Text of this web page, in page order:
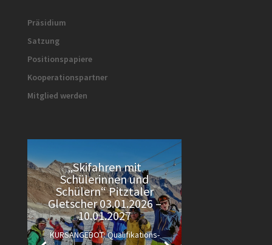
Präsidium
Satzung
Positionspapiere
Kooperationspartner
Mitglied werden
„Skifahren mit
Schülerinnen und
Schülern“ Pitztaler
Gletscher 03.01.2026 –
10.01.2027
KURSANGEBOT: Qualifikations-